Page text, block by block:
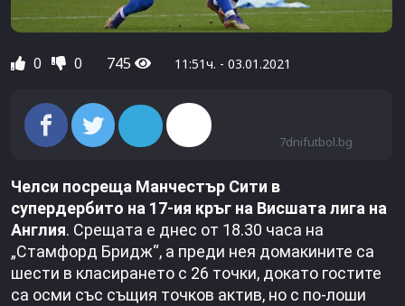
0 0 745 11:51ч. - 03.01.2021
7dnifutbol.bg
Челси посреща Манчестър Сити в
супердербито на 17-ия кръг на Висшата лига на
Англия. Срещата е днес от 18.30 часа на
„Стамфорд Бридж“, а преди нея домакините са
шести в класирането с 26 точки, докато гостите
са осми със същия точков актив, но с по-лоши